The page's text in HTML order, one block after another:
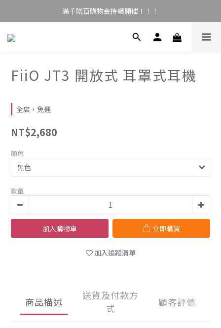
滿千贈百購物金持續開催！！！
FiiO JT3 開放式 耳罩式耳機
全店，免運
NT$2,680
顏色
數量
加入購物車 立即購買
加入追蹤清單
商品描述
送貨及付款方
式
顧客評價